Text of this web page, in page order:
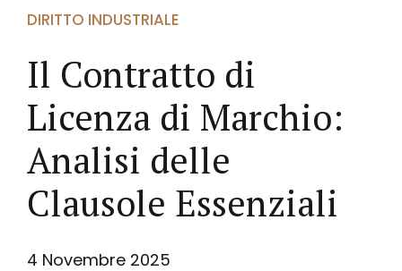
DIRITTO INDUSTRIALE
Il Contratto di
Licenza di Marchio:
Analisi delle
Clausole Essenziali
4 Novembre 2025